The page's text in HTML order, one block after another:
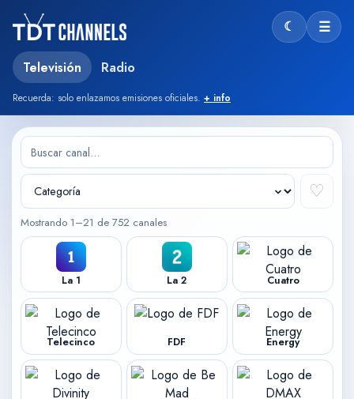
Televisión Radio
Recuerda: solo enlazamos emisiones oficiales. + info
☾Modo☰
♡
Mostrando 1–21 de 752 canales
La 1 La 2 Cuatro
Telecinco FDF Energy